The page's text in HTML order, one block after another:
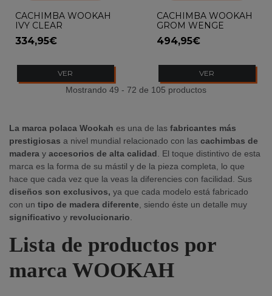
Lista de productos por
marca WOOKAH
La marca polaca Wookah es una de las fabricantes más
prestigiosas a nivel mundial relacionado con las cachimbas de
madera y accesorios de alta calidad. El toque distintivo de esta
marca es la forma de su mástil y de la pieza completa, lo que
hace que cada vez que la veas la diferencies con facilidad. Sus
diseños son exclusivos, ya que cada modelo está fabricado
con un tipo de madera diferente, siendo éste un detalle muy
significativo y revolucionario.
CACHIMBA WOOKAH
IVY CLEAR
334,95€
VER
CACHIMBA WOOKAH
GROM WENGE
494,95€
VER
Mostrando 49 - 72 de 105 productos